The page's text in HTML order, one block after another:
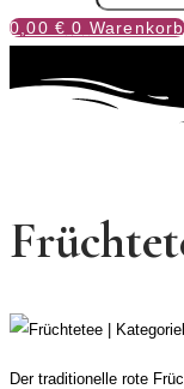
0,00 € 0 Warenkorb
Der traditionelle rote